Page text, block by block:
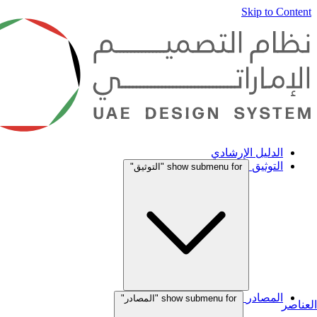
Skip to Content
الدليل الإرشادي
التوثيق
show submenu for "التوثيق"
العناصر
المصادر show submenu for "المصادر"